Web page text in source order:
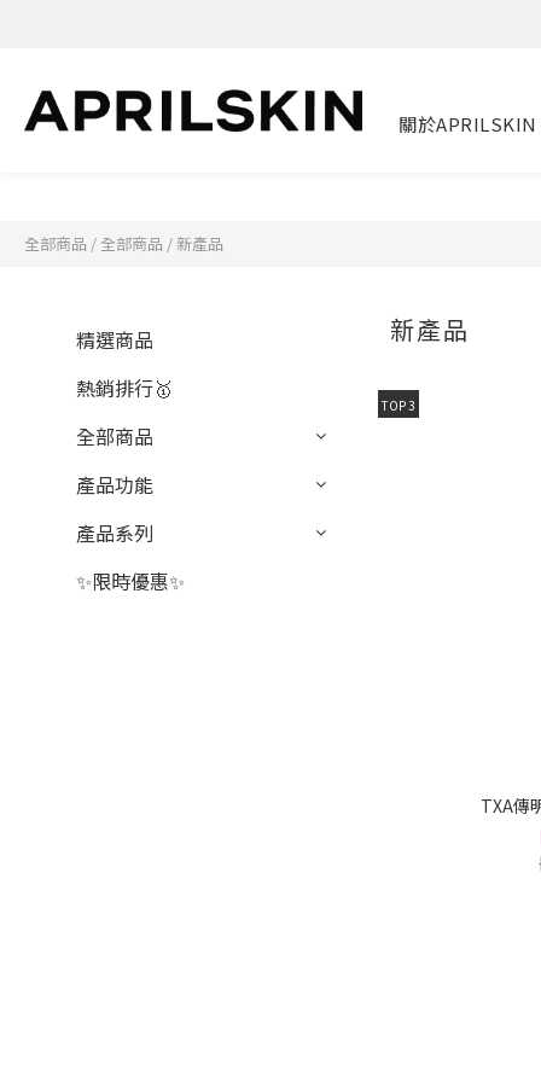
關於APRILSKIN
全部商品 / 全部商品 /新產品
精選商品
熱銷排行🥇
全部商品
產品功能
產品系列
✨限時優惠✨
新產品
TOP 3
TXA傳